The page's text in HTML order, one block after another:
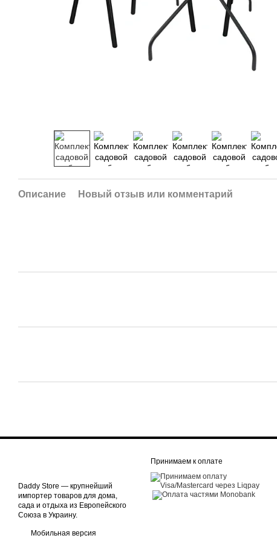
Описание Новый отзыв или комментарий
Daddy Store — крупнейший
импортер товаров для дома,
сада и отдыха из Европейского
Союза в Украину.
Мобильная версия
Принимаем к оплате